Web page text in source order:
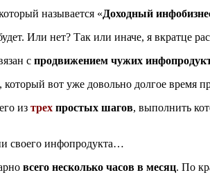
называется «Доходный
Или нет? Так или иначе, я вкратце
с продвижением чужих
вот уже довольно долгое время
из трех простых шагов, выполнить
своего инфопродукта…
всего несколько часов в месяц. По